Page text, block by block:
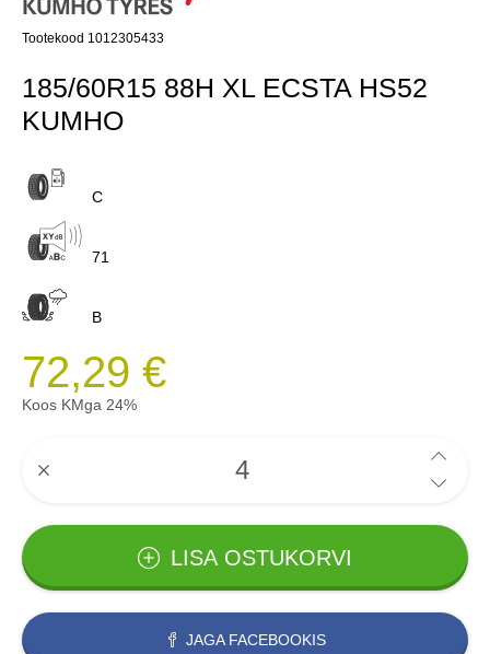
Tootekood 1012305433
185/60R15 88H XL ECSTA HS52
KUMHO
C
71
B
72,29 €
Koos KMga 24%
LISA OSTUKORVI
JAGA FACEBOOKIS